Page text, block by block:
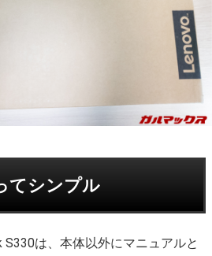
てシンプル
は、本体以外にマニュアルと